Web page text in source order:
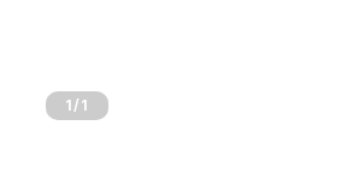
1 /1